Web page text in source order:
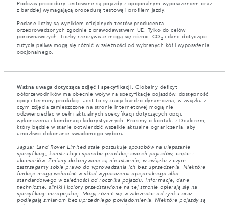
Podczas procedury testowane są pojazdy z opcjonalnym wyposażeniem oraz
z bardziej wymagającą procedurą testową i profilem jazdy.
Podane liczby są wynikiem oficjalnych testów producenta
przeprowadzonych zgodnie z prawodawstwem UE. Tylko do celów
porównawczych. Liczby rzeczywiste mogą się różnić. CO2 i dane dotyczące
zużycia paliwa mogą się różnić w zależności od wybranych kół i wyposażenia
opcjonalnego.
Ważna uwaga dotycząca zdjęć i specyfikacji. Globalny deficyt
półprzewodników ma obecnie wpływ na specyfikacje pojazdów, dostępność
opcji i terminy produkcji. Jest to sytuacja bardzo dynamiczna, w związku z
czym zdjęcia zamieszczone na stronie internetowej mogą nie
odzwierciedlać w pełni aktualnych specyfikacji dotyczących opcji,
wykończenia i kombinacji kolorystycznych. Prosimy o kontakt z Dealerem,
który będzie w stanie potwierdzić wszelkie aktualne ograniczenia, aby
umożliwić dokonanie świadomego wyboru.
Jaguar Land Rover Limited stale poszukuje sposobów na ulepszanie
specyfikacji, konstrukcji i sposobu produkcji swoich pojazdów, części i
akcesoriów. Zmiany dokonywane są nieustannie, w związku z czym
zastrzegamy sobie prawo do wprowadzania ich bez uprzedzenia. Niektóre
funkcje mogą wchodzić w skład wyposażenia opcjonalnego albo
standardowego w zależności od rocznika pojazdu. Informacje, dane
techniczne, silniki i kolory przedstawione na tej stronie opierają się na
specyfikacji europejskiej. Mogą różnić się w zależności od rynku oraz
podlegają zmianom bez uprzedniego powiadomienia. Niektóre pojazdy są